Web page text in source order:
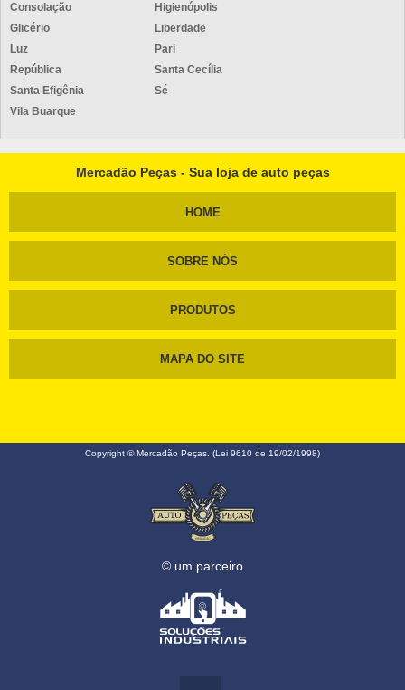
Consolação
Higienópolis
Glicério
Liberdade
Luz
Pari
República
Santa Cecília
Santa Efigênia
Sé
Vila Buarque
Mercadão Peças - Sua loja de auto peças
HOME
SOBRE NÓS
PRODUTOS
MAPA DO SITE
Copyright © Mercadão Peças. (Lei 9610 de 19/02/1998)
© um parceiro